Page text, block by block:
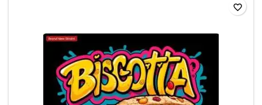
favorite_border